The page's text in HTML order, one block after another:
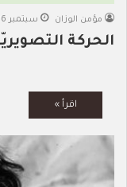
مؤمن الوزان سبتمبر 26, 2021
الحركة